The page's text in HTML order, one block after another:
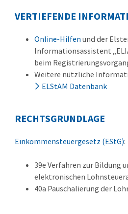
VERTIEFENDE
Online-Hilfen und der
Informationsassistent
beim
Weitere nützliche
ELStAM Datenbank
RECHTSGRUNDLAGE
Einkommensteuergesetz (EStG):
39e Verfahren zur Bildung
elektronischen
40a Pauschalierung der